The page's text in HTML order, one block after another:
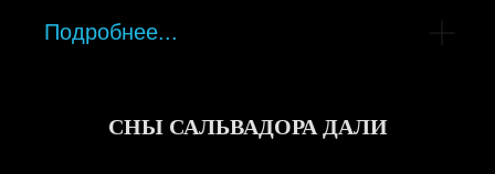
Подробнее...
СНЫ САЛЬВАДОРА ДАЛИ